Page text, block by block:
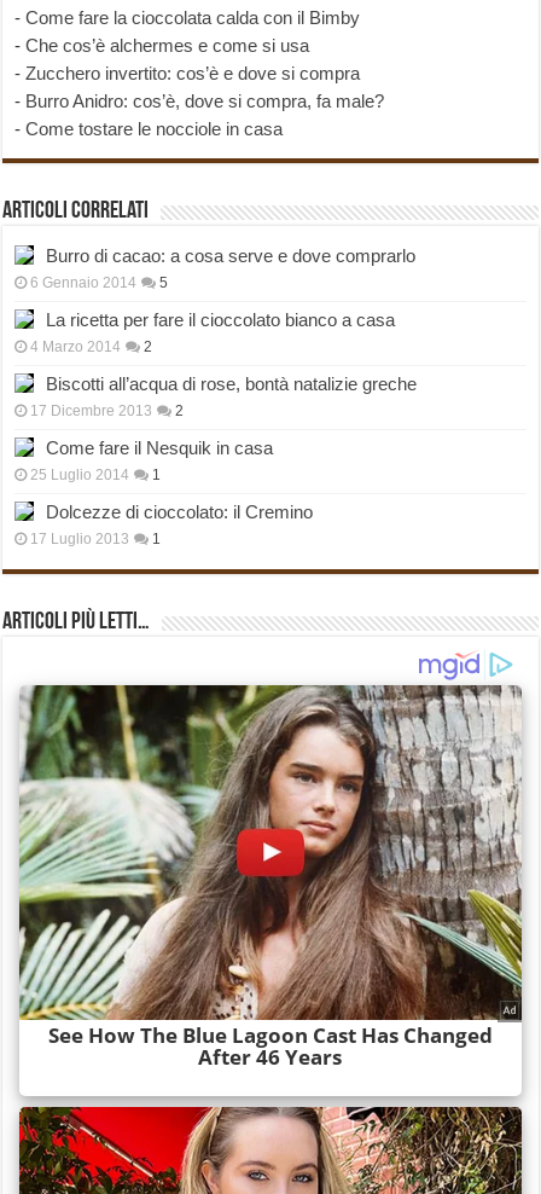
-Come fare la cioccolata calda con il Bimby
-Che cos’è alchermes e come si usa
-Zucchero invertito: cos’è e dove si compra
- Burro Anidro: cos’è, dove si compra, fa male?
-Come tostare le nocciole in casa
Articoli correlati
Burro di cacao: a cosa serve e dove comprarlo
6 Gennaio 2014 5
La ricetta per fare il cioccolato bianco a casa
4 Marzo 2014 2
Biscotti all’acqua di rose, bontà natalizie greche
17 Dicembre 2013 2
Come fare il Nesquik in casa
25 Luglio 2014 1
Dolcezze di cioccolato: il Cremino
17 Luglio 2013 1
Articoli più Letti…